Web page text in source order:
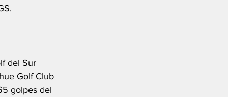
del Sur
Golf Club
golpes del